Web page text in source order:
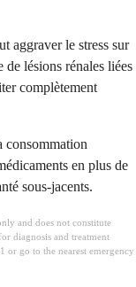
aggraver le stress sur
lésions rénales liées
complètement
consommation
en plus de
sous-jacents.
and does not constitute
diagnosis and treatment
or go to the nearest emergency